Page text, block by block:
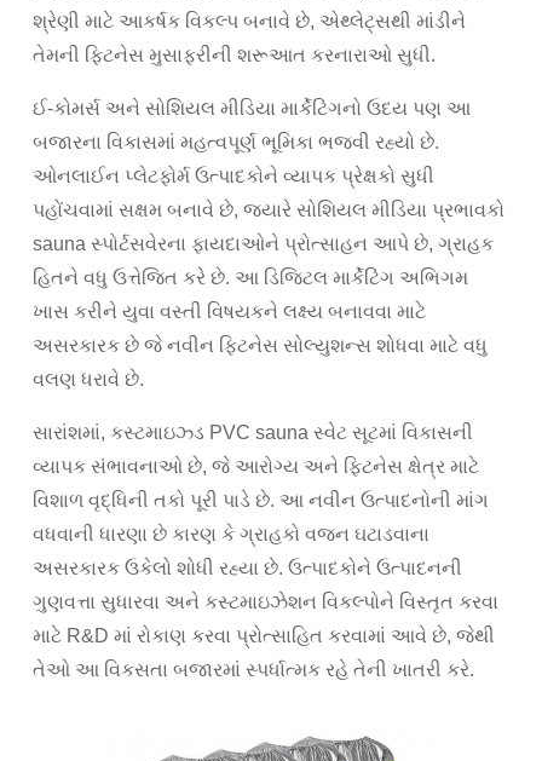
શ્રેણી માટે આકર્ષક વિકલ્પ બનાવે છે, એથ્લેટ્સથી માંડીને
તેમની ફિટનેસ મુસાફરીની શરૂઆત કરનારાઓ સુધી.
ઈ-કોમર્સ અને સોશિયલ મીડિયા માર્કેટિંગનો ઉદય પણ આ
બજારના વિકાસમાં મહત્વપૂર્ણ ભૂમિકા ભજવી રહ્યો છે.
ઓનલાઈન પ્લેટફોર્મ ઉત્પાદકોને વ્યાપક પ્રેક્ષકો સુધી
પહોંચવામાં સક્ષમ બનાવે છે, જ્યારે સોશિયલ મીડિયા પ્રભાવકો
sauna સ્પોર્ટસવેરના ફાયદાઓને પ્રોત્સાહન આપે છે, ગ્રાહક
હિતને વધુ ઉત્તેજિત કરે છે. આ ડિજિટલ માર્કેટિંગ અભિગમ
ખાસ કરીને યુવા વસ્તી વિષયકને લક્ષ્ય બનાવવા માટે
અસરકારક છે જે નવીન ફિટનેસ સોલ્યુશન્સ શોધવા માટે વધુ
વલણ ધરાવે છે.
સારાંશમાં, કસ્ટમાઇઝ્ડ PVC sauna સ્વેટ સૂટમાં વિકાસની
વ્યાપક સંભાવનાઓ છે, જે આરોગ્ય અને ફિટનેસ ક્ષેત્ર માટે
વિશાળ વૃદ્ધિની તકો પૂરી પાડે છે. આ નવીન ઉત્પાદનોની માંગ
વધવાની ધારણા છે કારણ કે ગ્રાહકો વજન ઘટાડવાના
અસરકારક ઉકેલો શોધી રહ્યા છે. ઉત્પાદકોને ઉત્પાદનની
ગુણવત્તા સુધારવા અને કસ્ટમાઇઝેશન વિકલ્પોને વિસ્તૃત કરવા
માટે R&D માં રોકાણ કરવા પ્રોત્સાહિત કરવામાં આવે છે, જેથી
તેઓ આ વિકસતા બજારમાં સ્પર્ધાત્મક રહે તેની ખાતરી કરે.